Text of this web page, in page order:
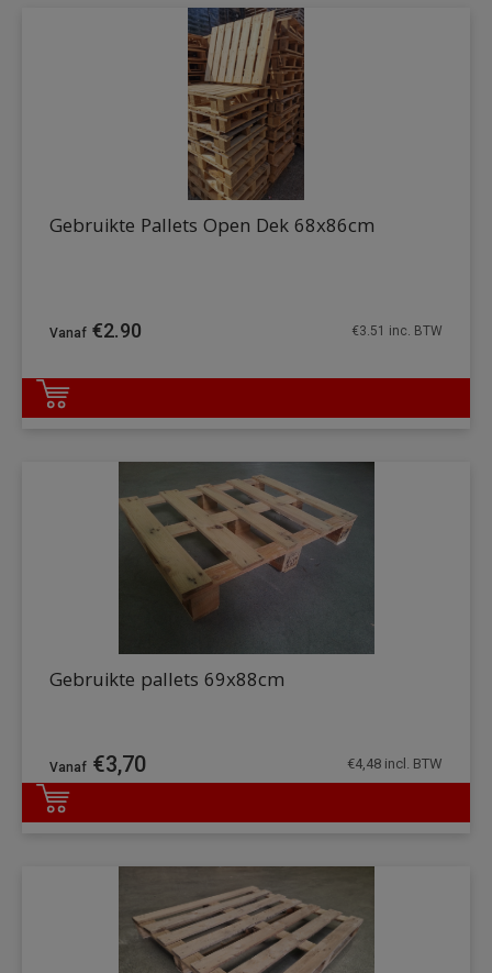
DETAILS
Gebruikte Pallets Open Dek 68x86cm
€2.90 €3.51 inc. BTW
DETAILS
Gebruikte pallets 69x88cm
€3,70 €4,48 incl. BTW